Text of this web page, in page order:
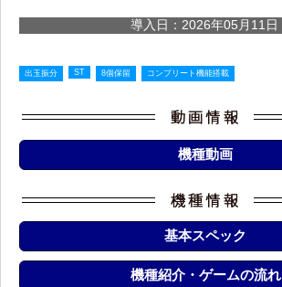
導入日：2026年05月11日
出玉振分 ST 8個保留 コンプリート機能搭載
機種動画
基本スペック
機種紹介・ゲームの流れ